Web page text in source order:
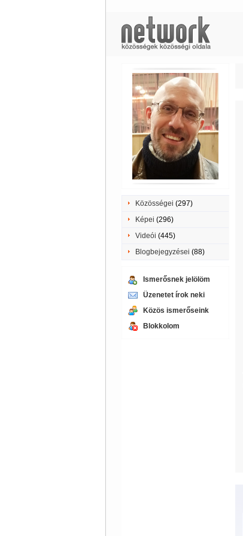
Közösségei (297)
Képei (296)
Videói (445)
Blogbejegyzései (88)
Ismerősnek jelölöm
Üzenetet írok neki
Közös ismerőseink
Blokkolom